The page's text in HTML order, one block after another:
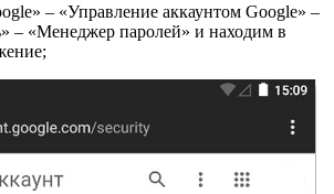
– «Управление аккаунтом Google» –
– «Менеджер паролей» и находим в